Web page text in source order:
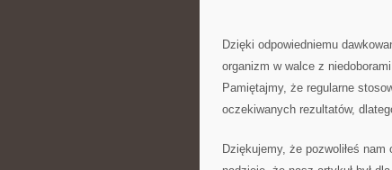
Dzięki odpowiedniemu
organizm w walce z
Pamiętajmy, że regularne
oczekiwanych ‌rezultatów,
Dziękujemy, że ‍pozwoliłeś